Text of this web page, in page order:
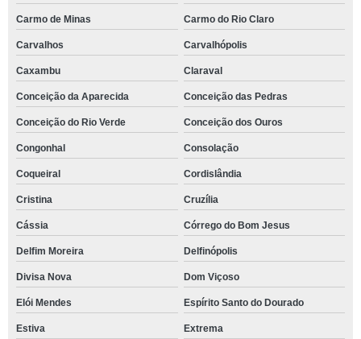
Carmo de Minas Carmo do Rio Claro
Carvalhos Carvalhópolis
Caxambu Claraval
Conceição da Aparecida Conceição das Pedras
Conceição do Rio Verde Conceição dos Ouros
Congonhal Consolação
Coqueiral Cordislândia
Cristina Cruzília
Cássia Córrego do Bom Jesus
Delfim Moreira Delfinópolis
Divisa Nova Dom Viçoso
Elói Mendes Espírito Santo do Dourado
Estiva Extrema